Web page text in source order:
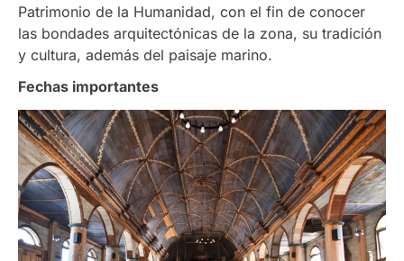
Patrimonio de la Humanidad, con el fin de conocer
las bondades arquitectónicas de la zona, su tradición
y cultura, además del paisaje marino.
Fechas importantes